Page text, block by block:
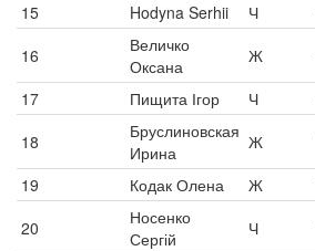
15
Hodyna Serhii Ч
16
Величко
Оксана
Ж
17
Пищита Ігор Ч
18
Бруслиновская
Ирина
Ж
19
Кодак Олена Ж
20
Носенко
Сергій
Ч